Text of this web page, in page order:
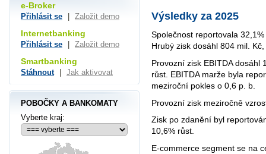
Výsledky za 2025
Společnost reportovala
Hrubý zisk dosáhl 804 mil.
Provozní zisk EBITDA dosáhl
růst. EBITDA marže byla
meziroční pokles o 0,6 p. b.
Provozní zisk meziročně
Zisk po zdanění byl
10,6% růst.
E-commerce segment se na
e-Broker
Přihlásit se Založit demo
Internetbanking
Přihlásit se Založit demo
Smartbanking
Stáhnout Jak aktivovat
POBOČKY A BANKOMATY
Vyberte kraj: